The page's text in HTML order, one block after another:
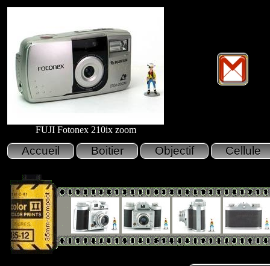
FUJI Fotonex 210ix zoom